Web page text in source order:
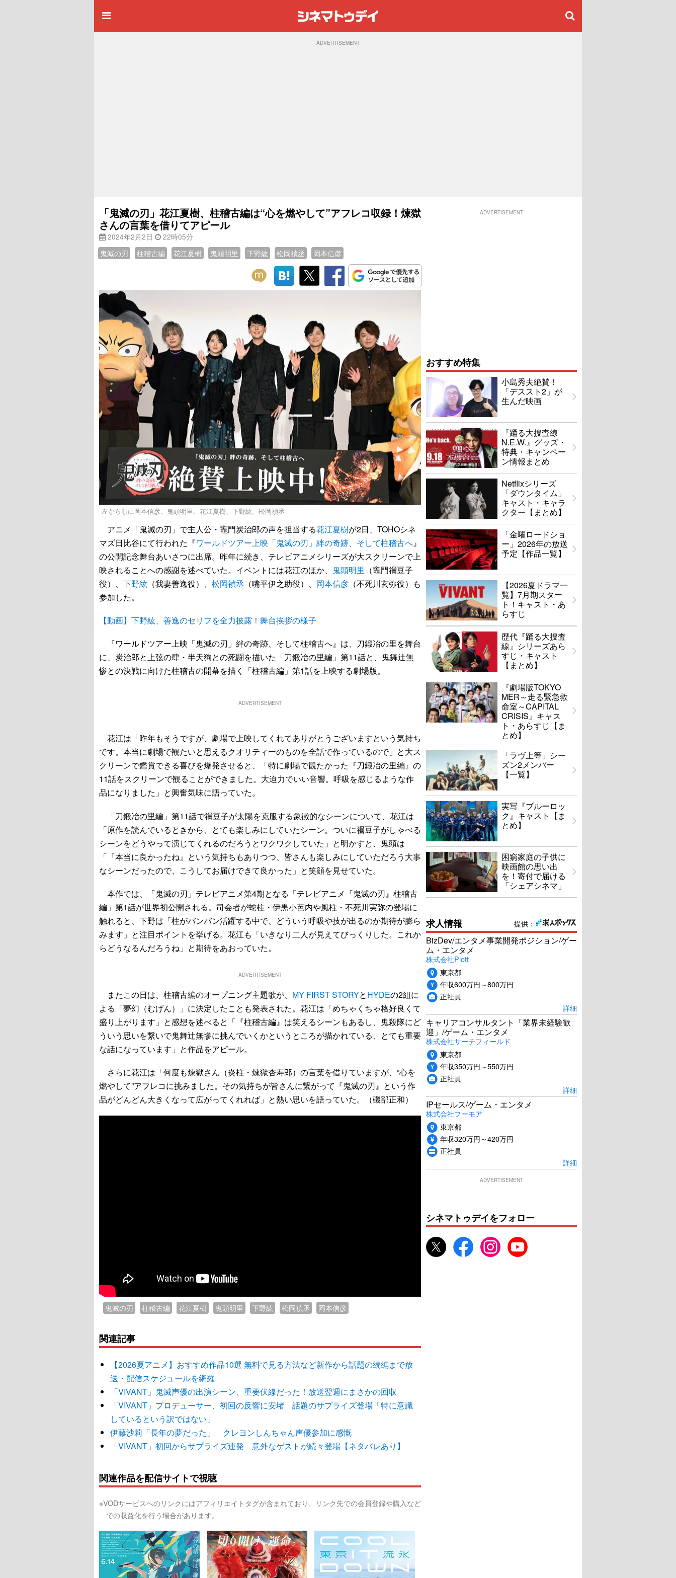
ADVERTISEMENT
「鬼滅の刃」花江夏樹、柱稽古編は“心を燃やして”アフレコ収録！煉獄
さんの言葉を借りてアピール
2024年2月2日
22時05分
鬼滅の刃
柱稽古編 花江夏樹 鬼頭明里 下野紘 松岡禎丞 岡本信彦
左から順に岡本信彦、鬼頭明里、花江夏樹、下野紘、松岡禎丞
アニメ「鬼滅の刃」で主人公・竈門炭治郎の声を担当する花江夏樹が2日、TOHOシネ
マズ日比谷にて行われた『ワールドツアー上映「鬼滅の刃」絆の奇跡、そして柱稽古へ』
の公開記念舞台あいさつに出席。昨年に続き、テレビアニメシリーズが大スクリーンで上
映されることへの感謝を述べていた。イベントには花江のほか、 鬼頭明里 （竈門禰豆子
役）、 下野紘 （我妻善逸役）、 松岡禎丞 （嘴平伊之助役）、 岡本信彦 （不死川玄弥役）も
参加した。
【動画】下野紘、善逸のセリフを全力披露！舞台挨拶の様子
『ワールドツアー上映「鬼滅の刃」絆の奇跡、そして柱稽古へ』は、刀鍛冶の里を舞台
に、炭治郎と上弦の肆・半天狗との死闘を描いた「刀鍛冶の里編」第11話と、鬼舞辻無
惨との決戦に向けた柱稽古の開幕を描く「柱稽古編」第1話を上映する劇場版。
ADVERTISEMENT
花江は「昨年もそうですが、劇場で上映してくれてありがとうございますという気持ち
です。本当に劇場で観たいと思えるクオリティーのものを全話で作っているので」と大ス
クリーンで鑑賞できる喜びを爆発させると、「特に劇場で観たかった『刀鍛冶の里編』の
11話をスクリーンで観ることができました。大迫力でいい音響。呼吸を感じるような作
品になりました」と興奮気味に語っていた。
「刀鍛冶の里編」第11話で禰豆子が太陽を克服する象徴的なシーンについて、花江は
「原作を読んでいるときから、とても楽しみにしていたシーン。ついに禰豆子がしゃべる
シーンをどうやって演じてくれるのだろうとワクワクしていた」と明かすと、鬼頭は
「『本当に良かったね』という気持ちもありつつ、皆さんも楽しみにしていただろう大事
なシーンだったので、こうしてお届けできて良かった」と笑顔を見せていた。
本作では、「鬼滅の刃」テレビアニメ第4期となる「テレビアニメ『鬼滅の刃』柱稽古
編」第1話が世界初公開される。司会者が蛇柱・伊黒小芭内や風柱・不死川実弥の登場に
触れると、下野は「柱がバンバン活躍する中で、どういう呼吸や技が出るのか期待が膨ら
みます」と注目ポイントを挙げる。花江も「いきなり二人が見えてびっくりした。これか
らどうなるんだろうね」と期待をあおっていた。
ADVERTISEMENT
またこの日は、柱稽古編のオープニング主題歌が、 MY FIRST STORYとHYDEの2組に
よる「夢幻（むげん）」に決定したことも発表された。花江は「めちゃくちゃ格好良くて
盛り上がります」と感想を述べると「『柱稽古編』は笑えるシーンもあるし、鬼殺隊にど
ういう思いを繋いで鬼舞辻無惨に挑んでいくかというところが描かれている、とても重要
な話になっています」と作品をアピール。
さらに花江は「何度も煉獄さん（炎柱・煉獄杏寿郎）の言葉を借りていますが、“心を
燃やして”アフレコに挑みました。その気持ちが皆さんに繋がって『鬼滅の刃』という作
品がどんどん大きくなって広がってくれれば」と熱い思いを語っていた。（磯部正和）
鬼滅の刃 柱稽古編 花江夏樹 鬼頭明里 下野紘 松岡禎丞 岡本信彦
関連記事
【2026夏アニメ】おすすめ作品10選 無料で見る方法など新作から話題の続編まで放
送・配信スケジュールを網羅
「VIVANT」鬼滅声優の出演シーン、重要伏線だった！放送翌週にまさかの回収
「VIVANT」プロデューサー、初回の反響に安堵 話題のサプライズ登場「特に意識
しているという訳ではない」
伊藤沙莉「長年の夢だった」 クレヨンしんちゃん声優参加に感慨
「VIVANT」初回からサプライズ連発 意外なゲストが続々登場【ネタバレあり】
関連作品を配信サイトで視聴
※VODサービスへのリンクにはアフィリエイトタグが含まれており、リンク先での会員登録や購入など
での収益化を行う場合があります。
ADVERTISEMENT
おすすめ特集
小島秀夫絶賛！
「デススト2」が
生んだ映画
『踊る大捜査線
N.E.W.』グッズ・
特典・キャンペー
ン情報まとめ
Netflixシリーズ
「ダウンタイム」
キャスト・キャラ
クター【まとめ】
「金曜ロードショ
ー」2026年の放送
予定【作品一覧】
【2026夏ドラマ一
覧】7月期スター
ト！キャスト・あ
らすじ
歴代『踊る大捜査
線』シリーズあら
すじ・キャスト
【まとめ】
『劇場版TOKYO
MER～走る緊急救
命室～CAPITAL
CRISIS』キャス
ト・あらすじ【ま
とめ】
「ラヴ上等」シー
ズン2メンバー
【一覧】
実写『ブルーロッ
ク』キャスト【ま
とめ】
困窮家庭の子供に
映画館の思い出
を！寄付で届ける
「シェアシネマ」
提供：
求人情報
BizDev/エンタメ事業開発ポジション/ゲー
ム・エンタメ
株式会社Plott
東京都
年収600万円～800万円
正社員
詳細
キャリアコンサルタント「業界未経験歓
迎」/ゲーム・エンタメ
株式会社サーチフィールド
東京都
年収350万円～550万円
正社員
詳細
IPセールス/ゲーム・エンタメ
株式会社フーモア
東京都
年収320万円～420万円
正社員
詳細
ADVERTISEMENT
シネマトゥデイをフォロー